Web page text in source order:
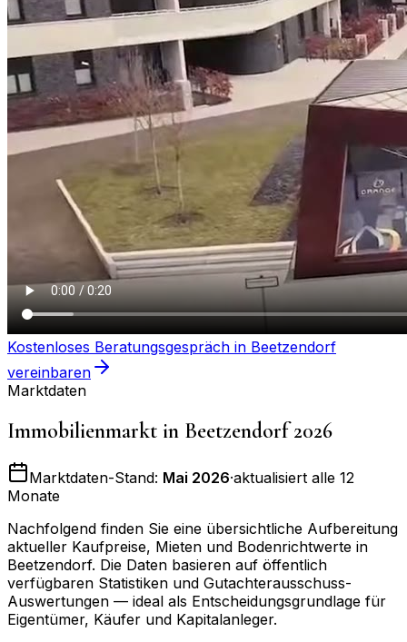
Kostenloses Beratungsgespräch in Beetzendorf
vereinbaren
Marktdaten
Immobilienmarkt in Beetzendorf 2026
Marktdaten-Stand: Mai 2026·aktualisiert alle 12
Monate
Nachfolgend finden Sie eine übersichtliche Aufbereitung
aktueller Kaufpreise, Mieten und Bodenrichtwerte in
Beetzendorf. Die Daten basieren auf öffentlich
verfügbaren Statistiken und Gutachterausschuss-
Auswertungen — ideal als Entscheidungsgrundlage für
Eigentümer, Käufer und Kapitalanleger.